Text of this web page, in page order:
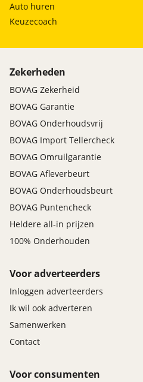
Auto huren
Keuzecoach
Zekerheden
BOVAG Zekerheid
BOVAG Garantie
BOVAG Onderhoudsvrij
BOVAG Import Tellercheck
BOVAG Omruilgarantie
BOVAG Afleverbeurt
BOVAG Onderhoudsbeurt
BOVAG Puntencheck
Heldere all-in prijzen
100% Onderhouden
Voor adverteerders
Inloggen adverteerders
Ik wil ook adverteren
Samenwerken
Contact
Voor consumenten